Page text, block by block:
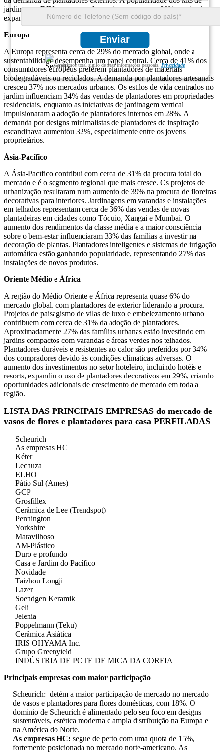
Enviar
Garantimos total sigilo de suas informações pessoais.Privacidade
jardinagem DIY com vasos decorativos aumentou 29%, apoiando a
expansão contínua do mercado.
Europa
A Europa representa cerca de 29% do mercado global, onde a
sustentabilidade desempenha um papel central. Cerca de 41% dos
consumidores europeus preferem plantadores de materiais
biodegradáveis ​​ou reciclados. A demanda por plantadores artesanais
cresceu 37% nos mercados urbanos. Os estilos de vida centrados no
jardim influenciam 34% das vendas de plantadores em propriedades
residenciais, enquanto as iniciativas de jardinagem vertical
impulsionaram a adoção de plantadores internos em 28%. A
demanda por designs minimalistas de plantadores de inspiração
escandinava aumentou 32%, especialmente entre os jovens
proprietários.
Ásia-Pacífico
A Ásia-Pacífico contribui com cerca de 31% da procura total do
mercado e é o segmento regional que mais cresce. Os projetos de
urbanização resultaram num aumento de 39% na procura de floreiras
decorativas para interiores. Jardinagens em varandas e instalações
em telhados representam cerca de 36% das vendas de novas
plantadeiras em cidades como Tóquio, Xangai e Mumbai. O
aumento dos rendimentos da classe média e a maior consciência
sobre o bem-estar influenciaram 33% das famílias a investir na
decoração de plantas. Plantadores inteligentes e sistemas de irrigação
automática estão ganhando popularidade, representando 27% das
instalações de novos produtos.
Oriente Médio e África
A região do Médio Oriente e África representa quase 6% do
mercado global, com plantadores de exterior liderando a procura.
Projetos de paisagismo de vilas de luxo e embelezamento urbano
contribuem com cerca de 31% da adoção de plantadores.
Aproximadamente 27% das famílias urbanas estão investindo em
jardins compactos com varandas e áreas verdes nos telhados.
Plantadores duráveis ​​e resistentes ao calor são preferidos por 34%
dos compradores devido às condições climáticas adversas. O
aumento dos investimentos no setor hoteleiro, incluindo hotéis e
resorts, expandiu o uso de plantadores decorativos em 29%, criando
oportunidades adicionais de crescimento de mercado em toda a
região.
LISTA DAS PRINCIPAIS EMPRESAS do mercado de
vasos de flores e plantadores para casa PERFILADAS
Scheurich
As empresas HC
Kéter
Lechuza
ELHO
Pátio Sul (Ames)
GCP
Grosfillex
Cerâmica de Lee (Trendspot)
Pennington
Yorkshire
Maravilhoso
AM-Plástico
Duro e profundo
Casa e Jardim do Pacífico
Novidade
Taizhou Longji
Lazer
Soendgen Keramik
Geli
Jelenia
Poppelmann (Teku)
Cerâmica Asiática
IRIS OHYAMA Inc.
Grupo Greenyield
INDÚSTRIA DE POTE DE MICA DA COREIA
Principais empresas com maior participação
Scheurich: detém a maior participação de mercado no mercado
de vasos e plantadores para flores domésticas, com 18%. O
domínio de Scheurich é alimentado pelo seu foco em designs
sustentáveis, estética moderna e ampla distribuição na Europa e
na América do Norte.
As empresas HC: segue de perto com uma quota de 15%,
fortemente posicionada no mercado norte-americano. As